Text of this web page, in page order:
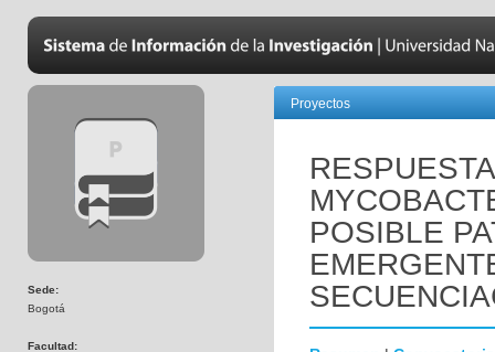
Sede:
Bogotá
Facultad:
Proyectos
POSIBLE